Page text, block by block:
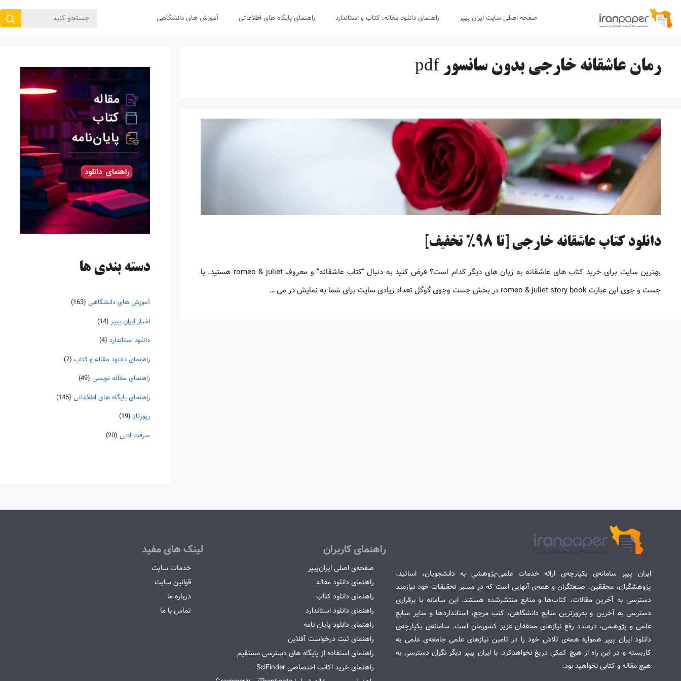
پرش
صفحه اصلی سایت ایران پیپر راهنمای دانلود مقاله، کتاب و استاندارد راهنمای پایگاه های اطلاعاتی آموزش های دانشگاهی
جستجوی
رمان عاشقانه خارجی بدون سانسور pdf
دانلود کتاب عاشقانه خارجی [تا 98% تخفیف]
بهترین سایت برای خرید کتاب های عاشقانه به زبان های دیگر کدام است؟ فرض کنید به دنبال “کتاب عاشقانه” و معروف romeo & juliet هستید. با
جست و جوی این عبارت romeo & juliet story book در بخش جست وجوی گوگل تعداد زیادی سایت برای شما به نمایش در می …
دسته‌ بندی ها
آموزش های دانشگاهی (163)
اخبار ایران پیپر (14)
دانلود استاندارد (4)
راهنمای دانلود مقاله و کتاب (7)
راهنمای مقاله نویسی (49)
راهنمای پایگاه های اطلاعاتی (145)
رپورتاژ (19)
سرقت ادبی (20)
ایران پیپر سامانه‌ی یکپارچه‌ی ارائه خدمات علمی-پژوهشی به دانشجویان، اساتید،
پژوهشگران، محققین، صنعتگران و همه‌ی آنهایی است که در مسیر تحقیقات خود نیازمند
دسترسی به آخرین مقالات، کتاب‌ها و منابع منتشرشده هستند. این سامانه با برقراری
دسترسی به آخرین و به‌روزترین منابع دانشگاهی، کتب مرجع، استانداردها و سایر منابع
علمی و پژوهشی، درصدد رفع نیازهای محققان عزیز کشورمان است. سامانه‌ی یکپارچه‌ی
دانلود ایران پیپر همواره همه‌ی تلاش خود را در تامین نیازهای علمی جامعه‌ی علمی به
کاربسته و در این راه از هیچ کمکی دریغ نخواهدکرد. با ایران پیپر دیگر نگران دسترسی به
هیچ مقاله و کتابی نخواهید بود.
راهنمای کاربران
صفحه‌ی اصلی ایران‌پیپر
راهنمای دانلود مقاله
راهنمای دانلود کتاب
راهنمای دانلود استاندارد
راهنمای دانلود پایان نامه
راهنمای ثبت درخواست آفلاین
راهنمای استفاده از پایگاه های دسترسی مستقیم
راهنمای خرید اکانت اختصاصی SciFinder
لینک های مفید
خدمات سایت
قوانین سایت
درباره ما
تماس با ما